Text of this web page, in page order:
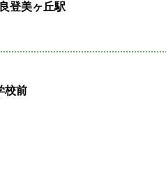
登美ヶ丘駅
校前